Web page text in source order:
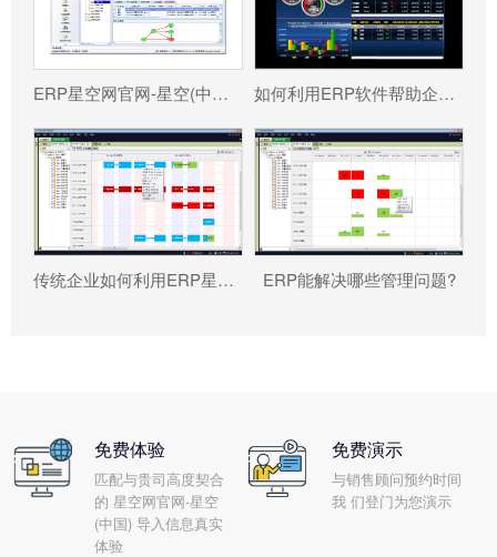
ERP星空网官网-星空(中国) 分为哪几种类型? 如何利用ERP软件帮助企业更好地规避风险?
传统企业如何利用ERP星空网官网-星空(中国) 重塑竞争力? ERP能解决哪些管理问题?
免费体验
匹配与贵司高度契合
的 星空网官网-星空
(中国) 导入信息真实
体验
免费演示
与销售顾问预约时间
我 们登门为您演示